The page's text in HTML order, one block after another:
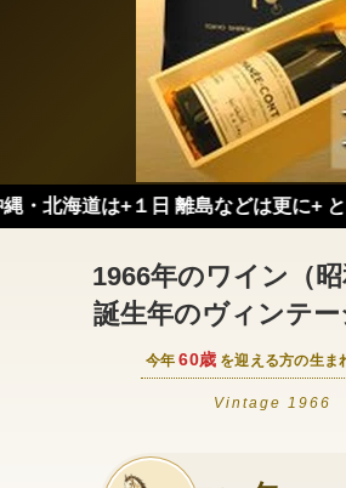
日 離島などは更に+ となります。）
1966年のワイン（昭
誕生年のヴィンテ
今年 60歳 を迎える方の生ま
Vintage 1966